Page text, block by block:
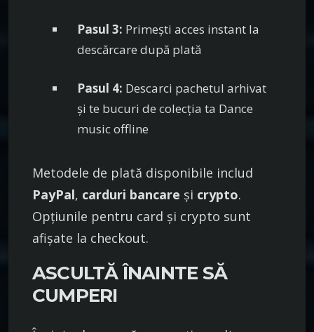
Pasul 3: Primești acces instant la
descărcare după plată
Pasul 4: Descarci pachetul arhivat
și te bucuri de colecția ta Dance
music offline
Metodele de plată disponibile includ
PayPal, carduri bancare și crypto.
Opțiunile pentru card și crypto sunt
afișate la checkout.
ASCULTĂ ÎNAINTE SĂ
CUMPERI